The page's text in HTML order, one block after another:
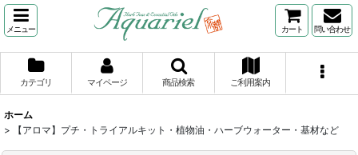
メニュー カート 問い合わせ
カテゴリ マイページ 商品検索 ご利用案内
ホーム
>
【アロマ】プチ・トライアルキット・植物油・ハーブウォーター・基材など